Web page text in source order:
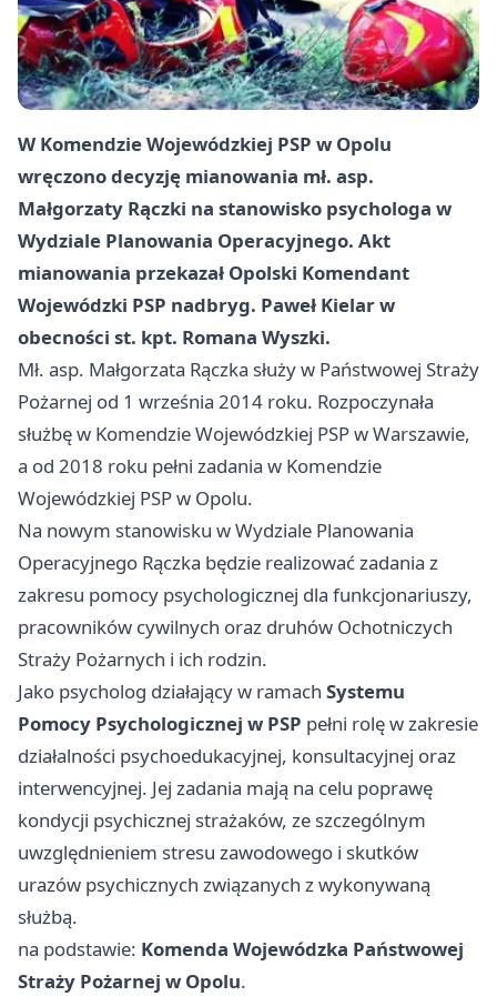
W Komendzie Wojewódzkiej PSP w Opolu
wręczono decyzję mianowania mł. asp.
Małgorzaty Rączki na stanowisko psychologa w
Wydziale Planowania Operacyjnego. Akt
mianowania przekazał Opolski Komendant
Wojewódzki PSP nadbryg. Paweł Kielar w
obecności st. kpt. Romana Wyszki.
Mł. asp. Małgorzata Rączka służy w Państwowej Straży
Pożarnej od 1 września 2014 roku. Rozpoczynała
służbę w Komendzie Wojewódzkiej PSP w Warszawie,
a od 2018 roku pełni zadania w Komendzie
Wojewódzkiej PSP w Opolu.
Na nowym stanowisku w Wydziale Planowania
Operacyjnego Rączka będzie realizować zadania z
zakresu pomocy psychologicznej dla funkcjonariuszy,
pracowników cywilnych oraz druhów Ochotniczych
Straży Pożarnych i ich rodzin.
Jako psycholog działający w ramach Systemu
Pomocy Psychologicznej w PSP pełni rolę w zakresie
działalności psychoedukacyjnej, konsultacyjnej oraz
interwencyjnej. Jej zadania mają na celu poprawę
kondycji psychicznej strażaków, ze szczególnym
uwzględnieniem stresu zawodowego i skutków
urazów psychicznych związanych z wykonywaną
służbą.
na podstawie: Komenda Wojewódzka Państwowej
Straży Pożarnej w Opolu.